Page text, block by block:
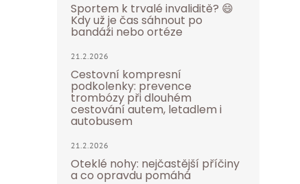
Sportem k trvalé invaliditě? 😄
Kdy už je čas sáhnout po
bandáži nebo ortéze
21.2.2026
Cestovní kompresní
podkolenky: prevence
trombózy při dlouhém
cestování autem, letadlem i
autobusem
21.2.2026
Oteklé nohy: nejčastější příčiny
a co opravdu pomáhá